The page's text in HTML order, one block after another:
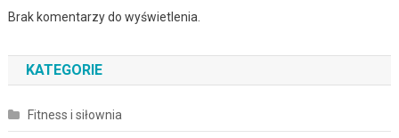
Brak komentarzy do wyświetlenia.
KATEGORIE
Fitness i siłownia